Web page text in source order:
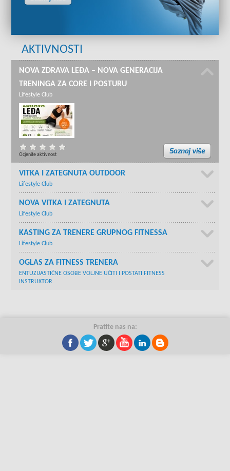
AKTIVNOSTI
NOVA ZDRAVA LEĐA – NOVA GENERACIJA
TRENINGA ZA CORE I POSTURU
Lifestyle Club
Ocjenite aktivnost
VITKA I ZATEGNUTA OUTDOOR
Lifestyle Club
NOVA VITKA I ZATEGNUTA
Lifestyle Club
KASTING ZA TRENERE GRUPNOG FITNESSA
Lifestyle Club
OGLAS ZA FITNESS TRENERA
ENTUZIJASTIČNE OSOBE VOLJNE UČITI I POSTATI FITNESS
INSTRUKTOR
Pratite nas na: